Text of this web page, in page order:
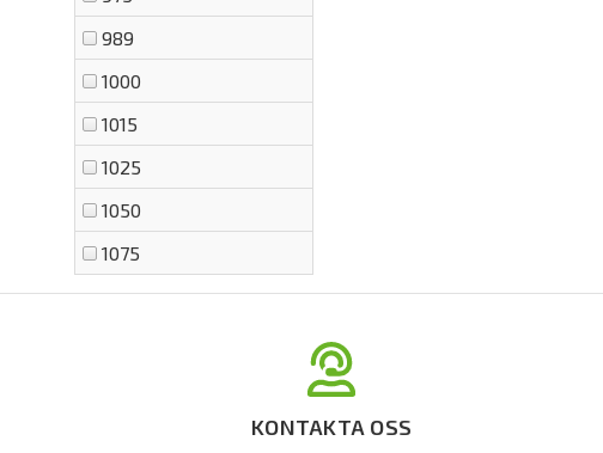
989
1000
1015
1025
1050
1075
KONTAKTA OSS